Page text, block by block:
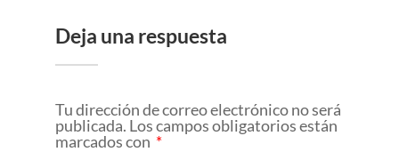
Deja una respuesta
Tu dirección de correo electrónico no será
publicada. Los campos obligatorios están
marcados con *